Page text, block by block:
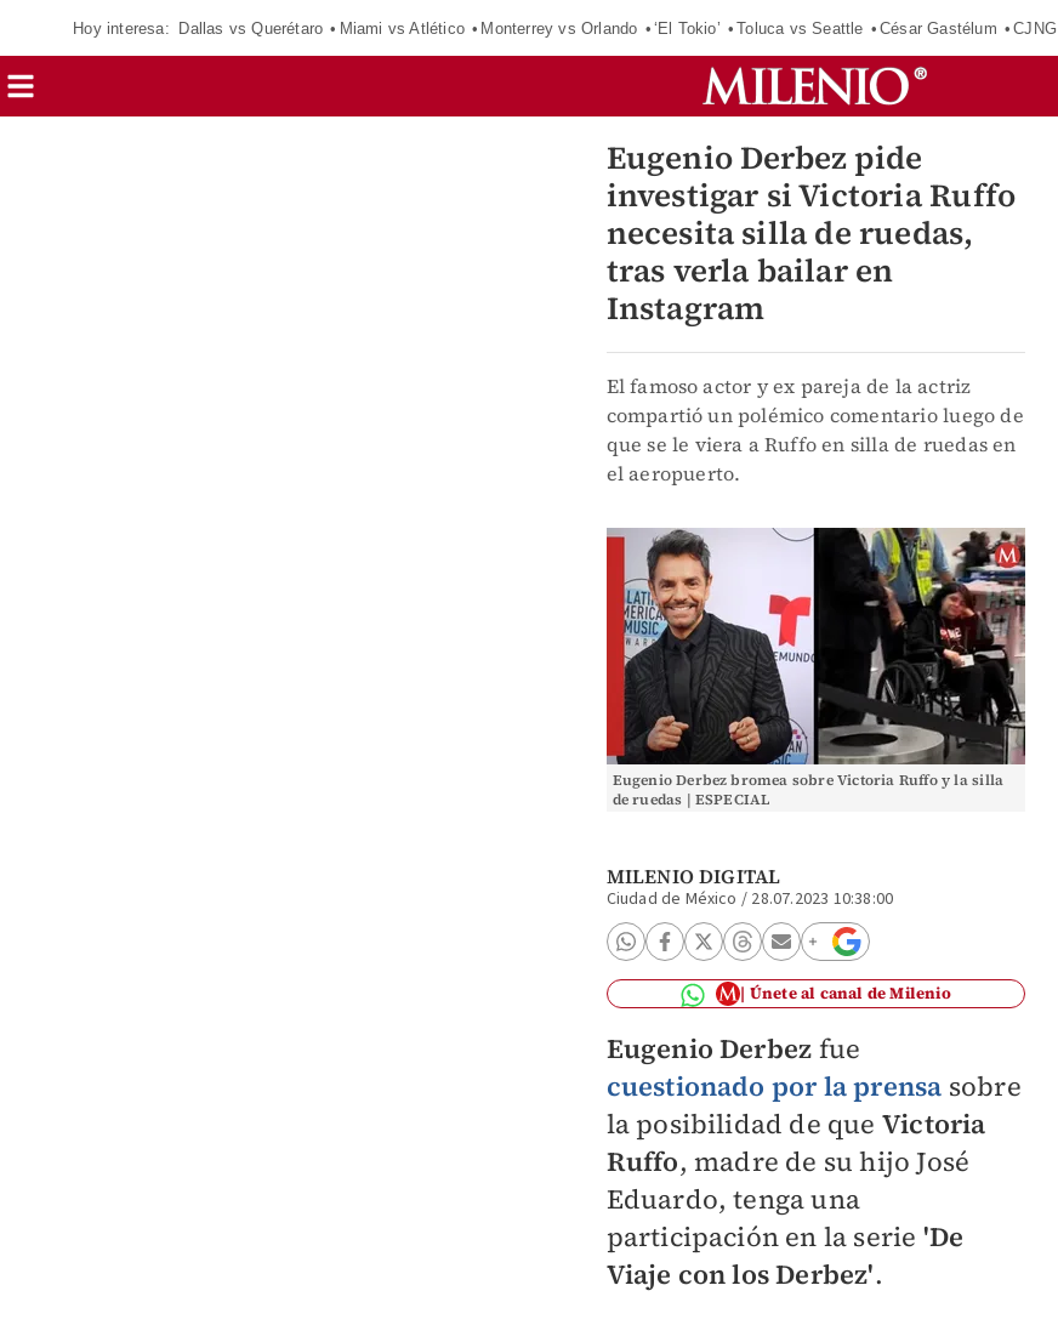
Hoy interesa: Dallas vs Querétaro Miami vs Atlético Monterrey vs Orlando ‘El Tokio’ Toluca vs Seattle César Gastélum CJNG
Eugenio Derbez pide
investigar si Victoria Ruffo
necesita silla de ruedas,
tras verla bailar en
Instagram
El famoso actor y ex pareja de la actriz
compartió un polémico comentario luego de
que se le viera a Ruffo en silla de ruedas en
el aeropuerto.
Eugenio Derbez bromea sobre Victoria Ruffo y la silla
de ruedas | ESPECIAL
MILENIO DIGITAL
Ciudad de México / 28.07.2023 10:38:00
Únete al canal de Milenio
Eugenio Derbez fue
cuestionado por la prensa sobre
la posibilidad de que Victoria
Ruffo, madre de su hijo José
Eduardo, tenga una
participación en la serie 'De
Viaje con los Derbez'.